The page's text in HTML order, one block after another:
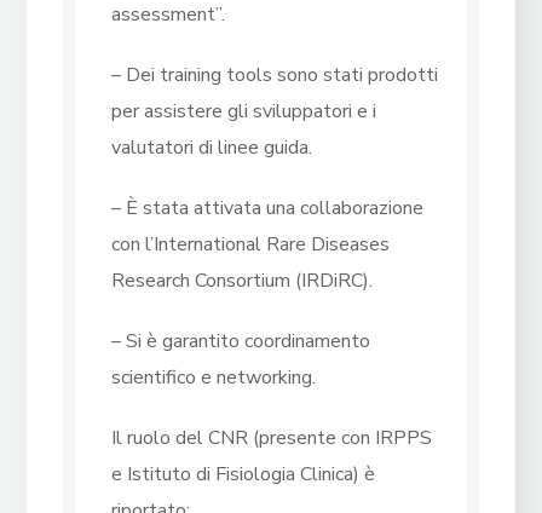
assessment”.
– Dei training tools sono stati prodotti
per assistere gli sviluppatori e i
valutatori di linee guida.
– È stata attivata una collaborazione
con l’International Rare Diseases
Research Consortium (IRDiRC).
– Si è garantito coordinamento
scientifico e networking.
Il ruolo del CNR (presente con IRPPS
e Istituto di Fisiologia Clinica) è